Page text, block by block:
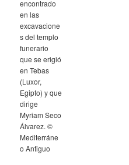
encontrado
en las
excavacione
s del templo
funerario
que se erigió
en Tebas
(Luxor,
Egipto) y que
dirige
Myriam Seco
Álvarez. ©
Mediterráne
o Antiguo